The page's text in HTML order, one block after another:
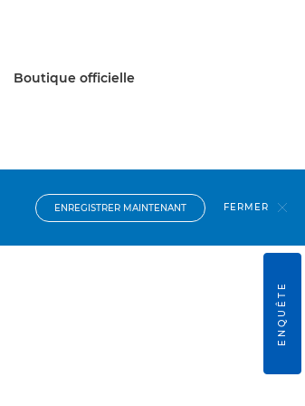
Boutique officielle
ENREGISTRER MAINTENANT FERMER
ENQUÊTE